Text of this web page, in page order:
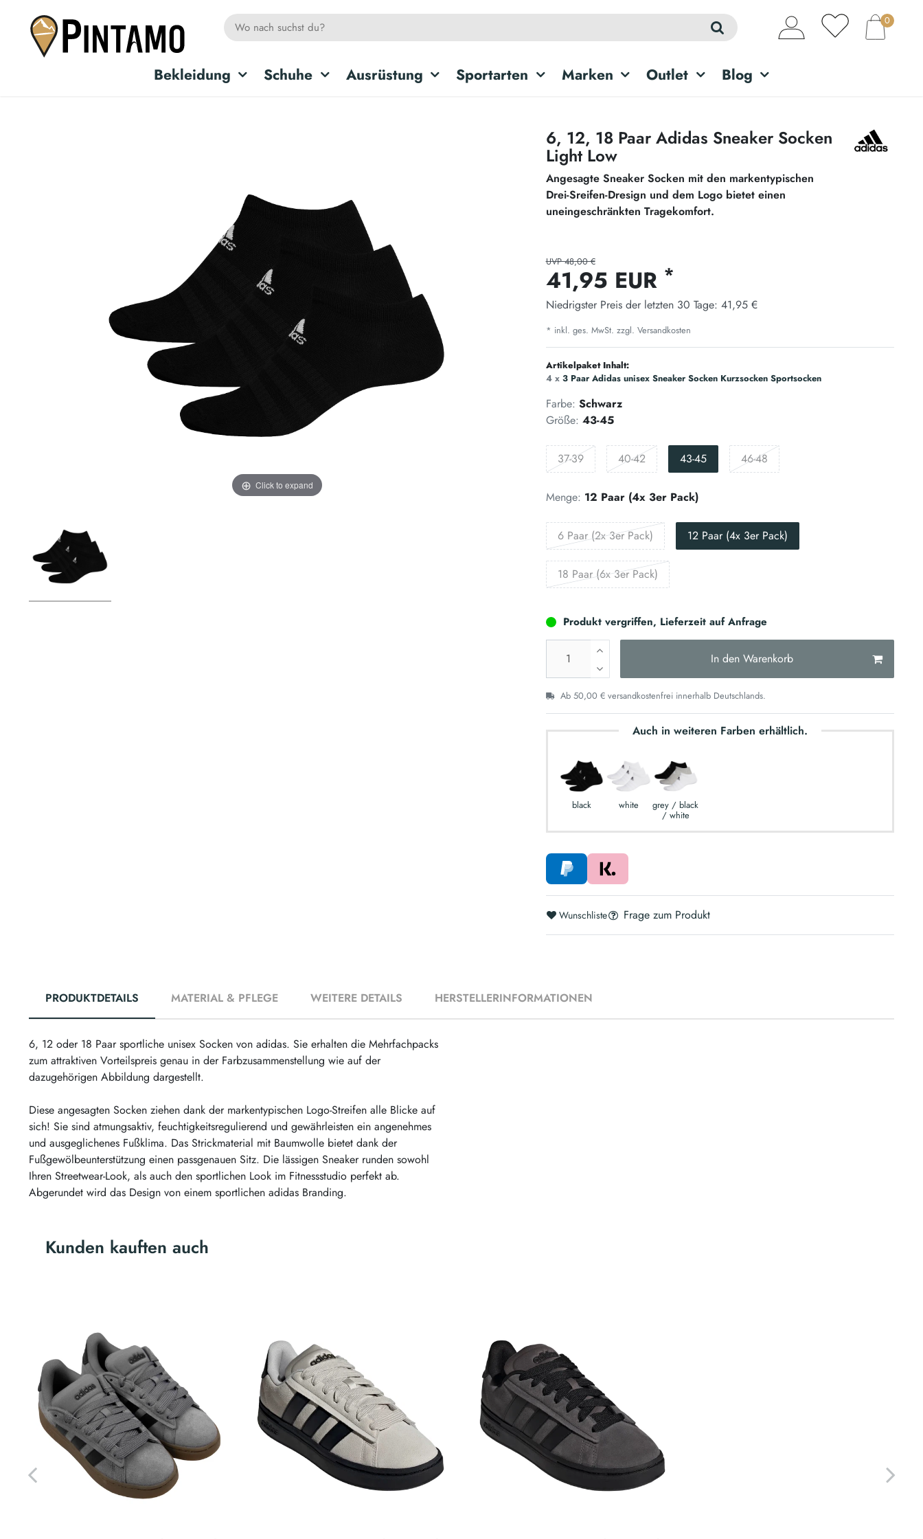
Bekleidung Schuhe Ausrüstung Sportarten Marken Outlet Blog
0
Click to expand
6, 12, 18 Paar Adidas Sneaker Socken
Light Low
Angesagte Sneaker Socken mit den markentypischen
Drei-Sreifen-Dresign und dem Logo bietet einen
uneingeschränkten Tragekomfort.
UVP 48,00 €
41,95 EUR *
Niedrigster Preis der letzten 30 Tage: 41,95 €
* inkl. ges. MwSt. zzgl. Versandkosten
Artikelpaket Inhalt:
4 x 3 Paar Adidas unisex Sneaker Socken Kurzsocken Sportsocken
Farbe: Schwarz
Größe: 43-45
37-39 40-42 43-45 46-48
Menge: 12 Paar (4x 3er Pack)
6 Paar (2x 3er Pack) 12 Paar (4x 3er Pack)
18 Paar (6x 3er Pack)
Produkt vergriffen, Lieferzeit auf Anfrage
In den Warenkorb
Ab 50,00 € versandkostenfrei innerhalb Deutschlands.
Auch in weiteren Farben erhältlich.
black white grey / black
/ white
Wunschliste Frage zum Produkt
PRODUKTDETAILS MATERIAL & PFLEGE WEITERE DETAILS HERSTELLERINFORMATIONEN
6, 12 oder 18 Paar sportliche unisex Socken von adidas. Sie erhalten die Mehrfachpacks
zum attraktiven Vorteilspreis genau in der Farbzusammenstellung wie auf der
dazugehörigen Abbildung dargestellt.
Diese angesagten Socken ziehen dank der markentypischen Logo-Streifen alle Blicke auf
sich! Sie sind atmungsaktiv, feuchtigkeitsregulierend und gewährleisten ein angenehmes
und ausgeglichenes Fußklima. Das Strickmaterial mit Baumwolle bietet dank der
Fußgewölbeunterstützung einen passgenauen Sitz. Die lässigen Sneaker runden sowohl
Ihren Streetwear-Look, als auch den sportlichen Look im Fitnessstudio perfekt ab.
Abgerundet wird das Design von einem sportlichen adidas Branding.
Kunden kauften auch